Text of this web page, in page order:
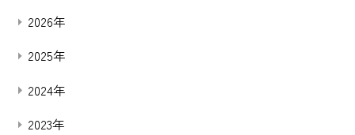
2026年
2025年
2024年
2023年